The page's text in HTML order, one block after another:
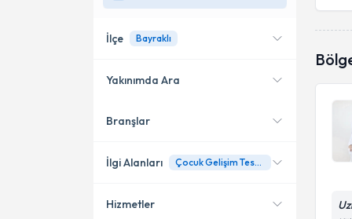
İlçe Bayraklı
Bayraklı
Karşıyaka
Yakınımda Ara
Konumuma yakın uzmanları
Branşlar
Aile Danışmanı (Psikolog)
İlgi Alanları Çocuk Gelişim Testleri
Hizmetler